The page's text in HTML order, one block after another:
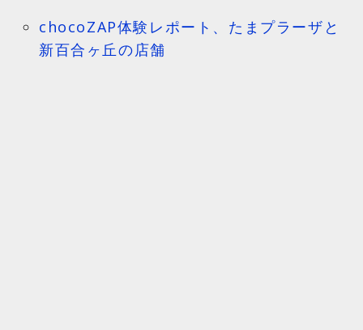
chocoZAP体験レポート、たまプラーザと
新百合ヶ丘の店舗